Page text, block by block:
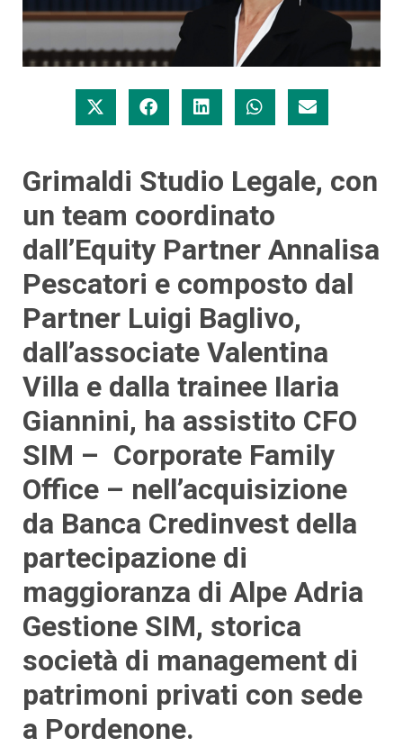
Grimaldi Studio Legale, con
un team coordinato
dall’Equity Partner Annalisa
Pescatori e composto dal
Partner Luigi Baglivo,
dall’associate Valentina
Villa e dalla trainee Ilaria
Giannini, ha assistito CFO
SIM – Corporate Family
Office – nell’acquisizione
da Banca Credinvest della
partecipazione di
maggioranza di Alpe Adria
Gestione SIM, storica
società di management di
patrimoni privati con sede
a Pordenone.